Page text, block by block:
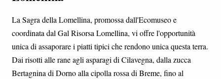
La Sagra della Lomellina, promossa dall'Ecomuseo e
coordinata dal Gal Risorsa Lomellina, vi offre l'opportunità
unica di assaporare i piatti tipici che rendono unica questa terra.
Dai risotti alle rane agli asparagi di Cilavegna, dalla zucca
Bertagnina di Dorno alla cipolla rossa di Breme, fino al